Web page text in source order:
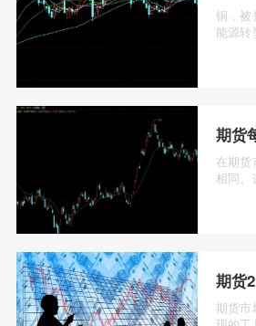
铜，被
能源转
期货
在期货
相同。
期货
期货市